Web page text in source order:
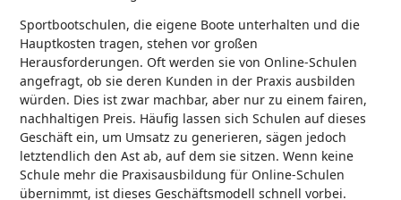
Sportbootschulen, die eigene Boote unterhalten und die
Hauptkosten tragen, stehen vor großen
Herausforderungen. Oft werden sie von Online-Schulen
angefragt, ob sie deren Kunden in der Praxis ausbilden
würden. Dies ist zwar machbar, aber nur zu einem fairen,
nachhaltigen Preis. Häufig lassen sich Schulen auf dieses
Geschäft ein, um Umsatz zu generieren, sägen jedoch
letztendlich den Ast ab, auf dem sie sitzen. Wenn keine
Schule mehr die Praxisausbildung für Online-Schulen
übernimmt, ist dieses Geschäftsmodell schnell vorbei.